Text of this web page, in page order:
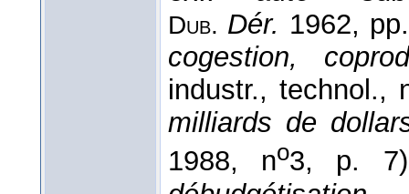
Dub. Dér. 1962,
cogestion,
industr., technol.,
milliards de
1988, no3, p.